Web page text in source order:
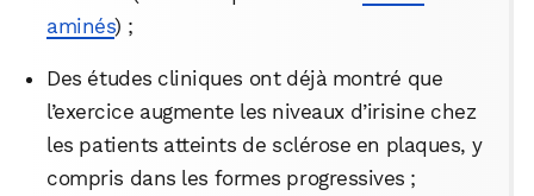
aminés) ;
Des études cliniques ont déjà montré que
l’exercice augmente les niveaux d’irisine chez
les patients atteints de sclérose en plaques, y
compris dans les formes progressives ;